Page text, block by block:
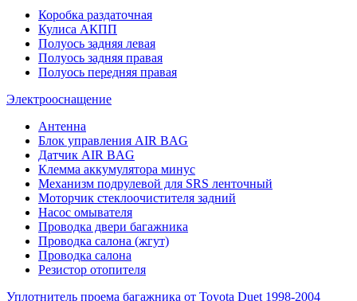
Коробка раздаточная
Кулиса АКПП
Полуось задняя левая
Полуось задняя правая
Полуось передняя правая
Электрооснащение
Антенна
Блок управления AIR BAG
Датчик AIR BAG
Клемма аккумулятора минус
Механизм подрулевой для SRS ленточный
Моторчик стеклоочистителя задний
Насос омывателя
Проводка двери багажника
Проводка салона (жгут)
Проводка салона
Резистор отопителя
Уплотнитель проема багажника от Toyota Duet 1998-2004